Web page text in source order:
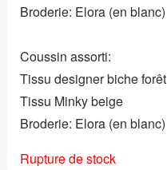
Broderie: Elora (en blanc)
Coussin assorti:
Tissu designer biche forêt
Tissu Minky beige
Broderie: Elora (en blanc)
Rupture de stock